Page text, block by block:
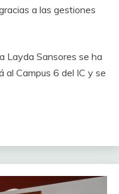
a las gestiones
Layda Sansores se ha
al Campus 6 del IC y se